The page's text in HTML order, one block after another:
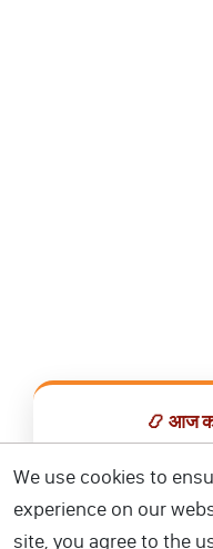
📿 आज
📅 हिंदी
We use cookies to
experience on our
site, you agree to the